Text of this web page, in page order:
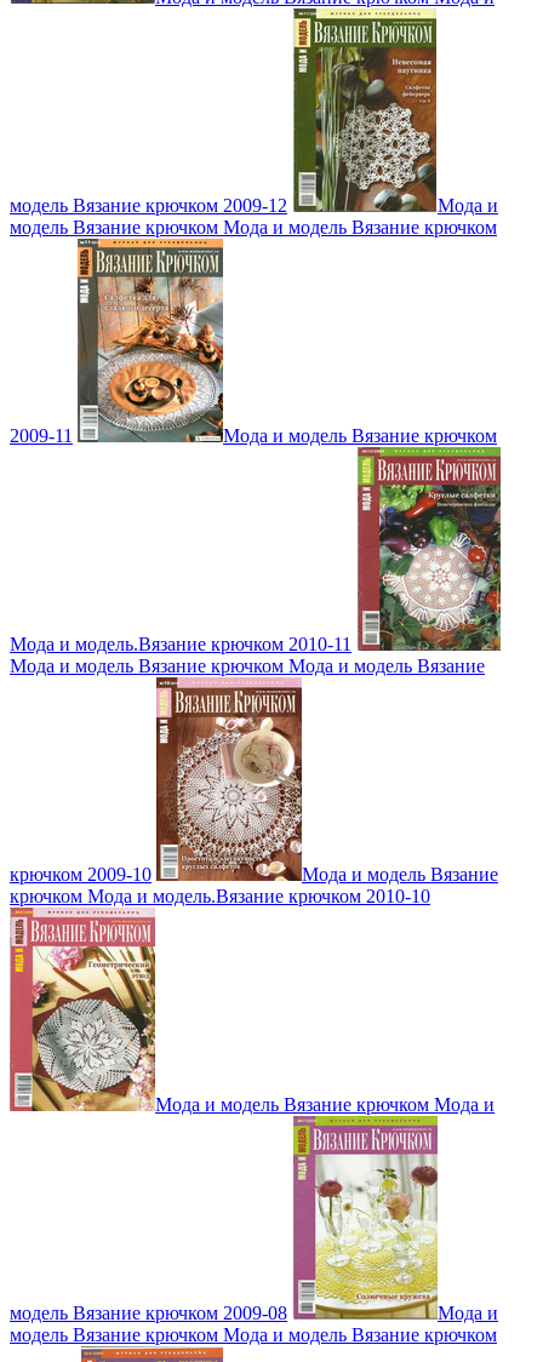
модель Вязание крючком 2009-12
Мода и
модель Вязание крючком Мода и модель Вязание крючком
2009-11 Мода и модель Вязание крючком
Мода и модель.Вязание крючком 2010-11
Мода и модель Вязание крючком Мода и модель Вязание
крючком 2009-10
Мода и модель Вязание
крючком Мода и модель.Вязание крючком 2010-10
Мода и модель Вязание крючком Мода и
модель Вязание крючком 2009-08
Мода и
модель Вязание крючком Мода и модель Вязание крючком